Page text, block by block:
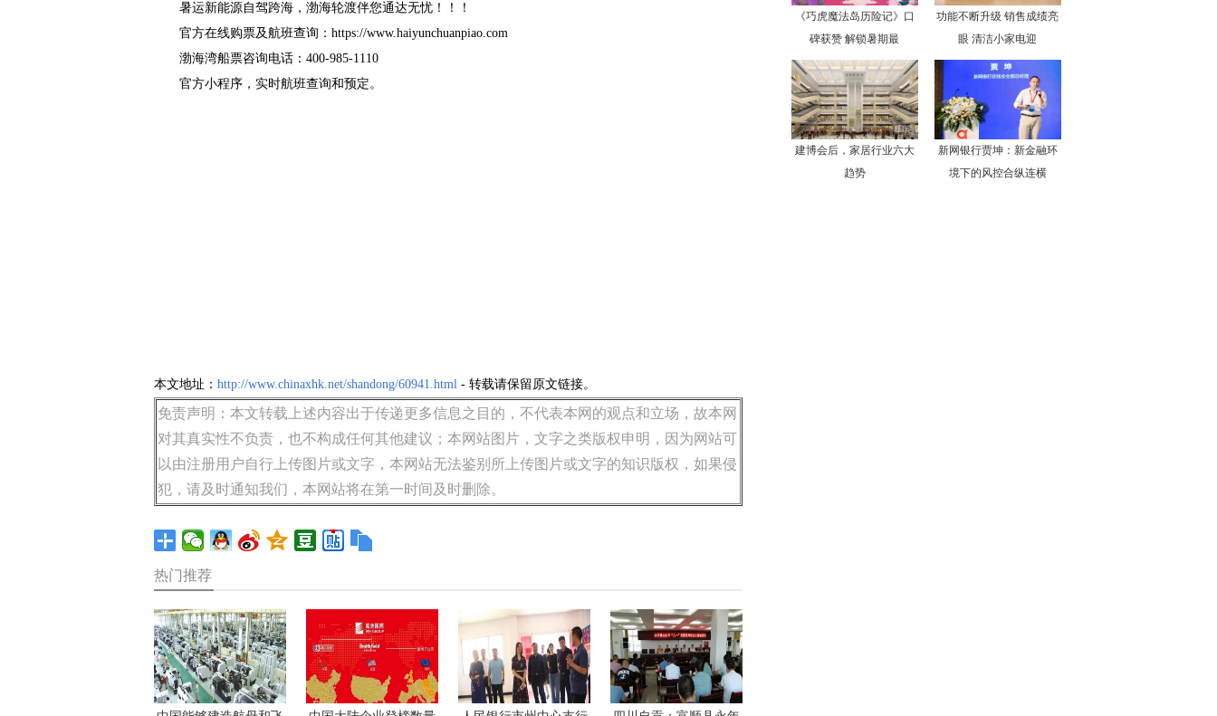
暑运新能源自驾跨海，渤海轮渡伴您通达无忧！！！
官方在线购票及航班查询：https://www.haiyunchuanpiao.com
渤海湾船票咨询电话：400-985-1110
官方小程序，实时航班查询和预定。
本文地址： http://www.chinaxhk.net/shandong/60941.html- 转载请保留原文链接。
免责声明：本文转载上述内容出于传递更多信息之目的，不代表本网的观点和立场，故本网
对其真实性不负责，也不构成任何其他建议；本网站图片，文字之类版权申明，因为网站可
以由注册用户自行上传图片或文字，本网站无法鉴别所上传图片或文字的知识版权，如果侵
犯，请及时通知我们，本网站将在第一时间及时删除。
热门推荐
《巧虎魔法岛历险记》口
碑获赞 解锁暑期最
功能不断升级 销售成绩亮
眼 清洁小家电迎
建博会后，家居行业六大
趋势
新网银行贾坤：新金融环
境下的风控合纵连横